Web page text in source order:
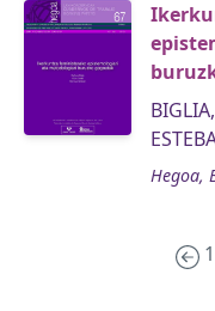
Hegoa,
1